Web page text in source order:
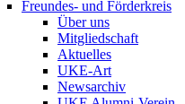
Freundes- und Förderkreis
Über uns
Mitgliedschaft
Aktuelles
UKE-Art
Newsarchiv